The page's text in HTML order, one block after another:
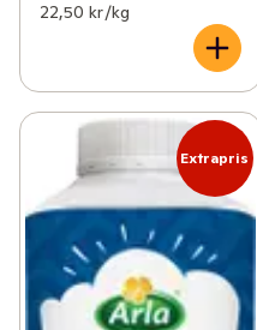
22,50 kr /kg
Extrapris